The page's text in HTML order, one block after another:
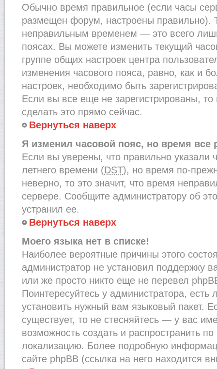
Обычно время правильное (если часы
размещен форум, настроены правильно).
неправильным временем — это всего
поясах. Вы можете изменить текущий
группе общих настроек центра
изменения часового пояса, равно, как и
настроек, необходимо быть
Если вы все еще не зарегистрированы,
сделать это прямо сейчас.
Вернуться наверх
Я изменил часовой пояс, но время все
Если вы уверены, что правильно указали
летнего времени (DST), но время по-
неверно, то это значит, что время
сервере. Сообщите администратору об
устранил ее.
Вернуться наверх
Моего языка нет в списке!
Наиболее вероятные причины этого
администратор не установил поддержку
или же просто никто еще не перевел
Поинтересуйтесь у администратора, есть
установить нужный вам языковый пакет.
существует, то не стесняйтесь — у вас
возможность создать и распространить
локализацию. Более подробную
сайте phpBB (ссылка на него находится